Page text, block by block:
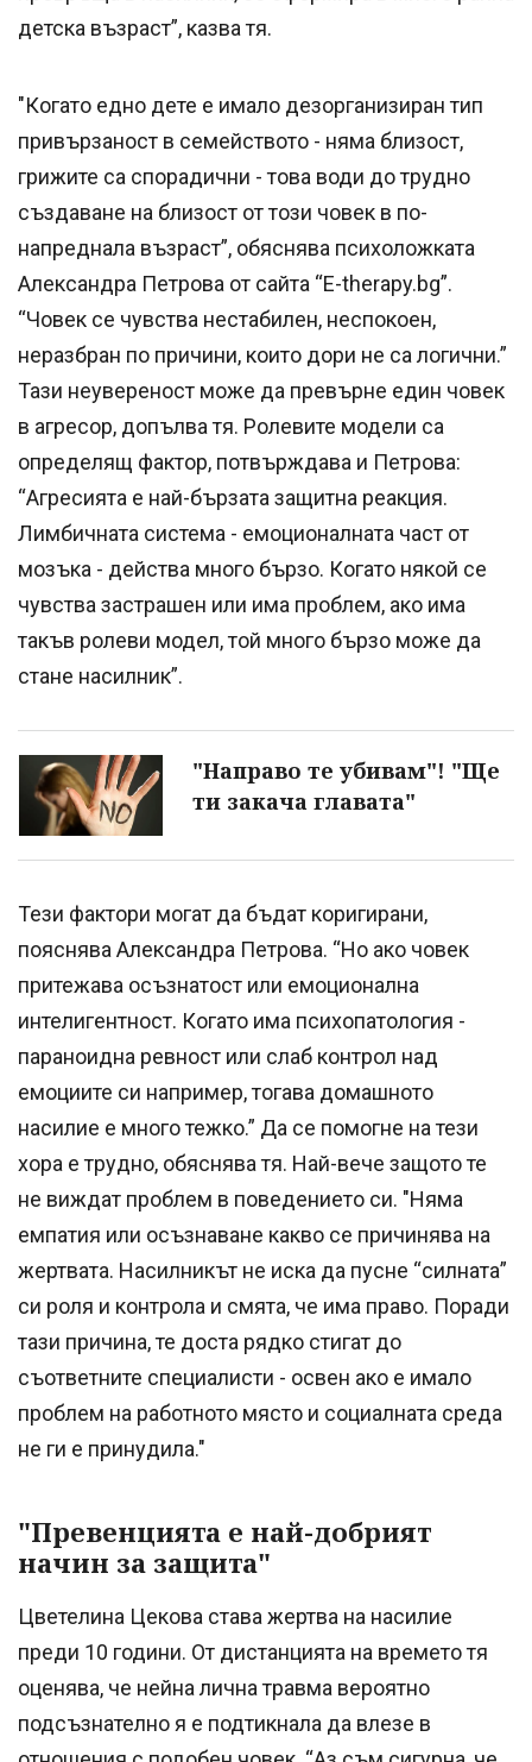
детска възраст”, казва тя.
"Когато едно дете е имало дезорганизиран тип
привързаност в семейството - няма близост,
грижите са спорадични - това води до трудно
създаване на близост от този човек в по-
напреднала възраст”, обяснява психоложката
Александра Петрова от сайта “E-therapy.bg”.
“Човек се чувства нестабилен, неспокоен,
неразбран по причини, които дори не са логични.”
Тази неувереност може да превърне един човек
в агресор, допълва тя. Ролевите модели са
определящ фактор, потвърждава и Петрова:
“Агресията е най-бързата защитна реакция.
Лимбичната система - емоционалната част от
мозъка - действа много бързо. Когато някой се
чувства застрашен или има проблем, ако има
такъв ролеви модел, той много бързо може да
стане насилник”.
"Направо те убивам"! "Ще
ти закача главата"
Тези фактори могат да бъдат коригирани,
пояснява Александра Петрова. “Но ако човек
притежава осъзнатост или емоционална
интелигентност. Когато има психопатология -
параноидна ревност или слаб контрол над
емоциите си например, тогава домашното
насилие е много тежко.” Да се помогне на тези
хора е трудно, обяснява тя. Най-вече защото те
не виждат проблем в поведението си. "Няма
емпатия или осъзнаване какво се причинява на
жертвата. Насилникът не иска да пусне “силната”
си роля и контрола и смята, че има право. Поради
тази причина, те доста рядко стигат до
съответните специалисти - освен ако е имало
проблем на работното място и социалната среда
не ги е принудила."
"Превенцията е най-добрият
начин за защита"
Цветелина Цекова става жертва на насилие
преди 10 години. От дистанцията на времето тя
оценява, че нейна лична травма вероятно
подсъзнателно я е подтикнала да влезе в